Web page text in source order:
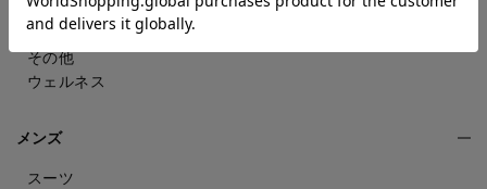
雑貨・アクセサリー
アンダーウェア
その他
ウェルネス
メンズ
スーツ